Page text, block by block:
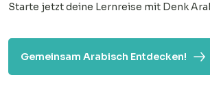
Starte jetzt deine Lernreise mit Denk
Gemeinsam Arabisch Entdecken!